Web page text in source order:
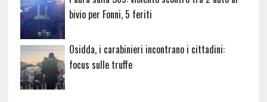
bivio per Fonni, 5 feriti
Osidda, i carabinieri incontrano i cittadini:
focus sulle truffe